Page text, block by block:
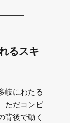
るスキ
岐にわたる
ただコンピ
背後で動く